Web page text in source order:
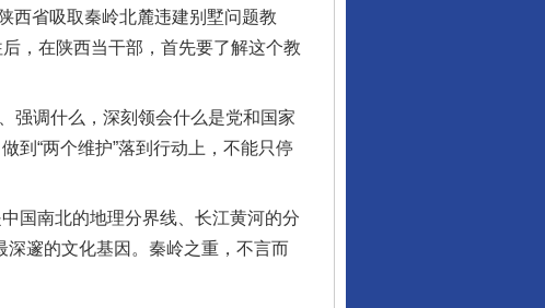
省吸取秦岭北麓违建别墅问题教
，在陕西当干部，首先要了解这个教
调什么，深刻领会什么是党和国家
到“两个维护”落到行动上，不能只停
国南北的地理分界线、长江黄河的分
深邃的文化基因。秦岭之重，不言而